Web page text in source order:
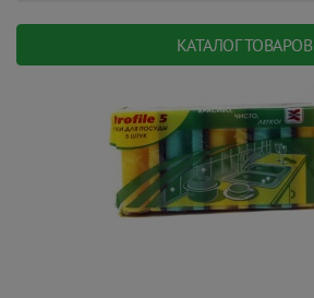
КАТАЛОГ ТОВАРОВ